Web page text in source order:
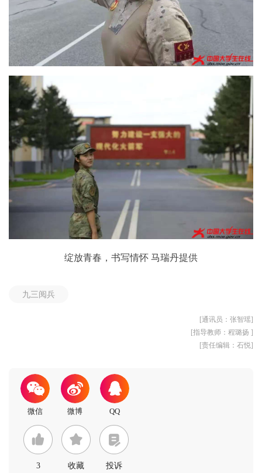
绽放青春，书写情怀 马瑞丹提供
九三阅兵
[通讯员：张智瑶]
[指导教师：程璐扬 ]
[责任编辑：石悦]
3 收藏 投诉